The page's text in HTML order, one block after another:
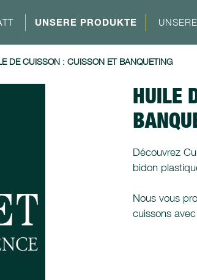
UNSERE PRODUKTE
DE CUISSON : CUISSON ET BANQUETING
HUILE
Découvrez
bidon
Nous vous
cuissons